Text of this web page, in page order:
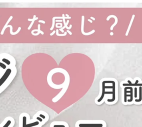
レンズ 1day 商品一覧を見る
乱視
カラコン・サーク
カラコン・サーク
レンズ 1day 商品一覧を見る 乱視
クリアコンタクト
乱視
乱視用カ